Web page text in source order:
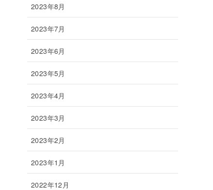
2023年8月
2023年7月
2023年6月
2023年5月
2023年4月
2023年3月
2023年2月
2023年1月
2022年12月